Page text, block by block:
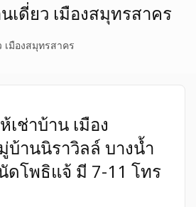
รีประกาศขายบ้านที่ดิน
ง รถยนต์ สินค้าและ
เดี่ยว เมืองสมุทรสาคร
เมืองสมุทรสาคร
เช่าบ้าน เมือง
านนิราวิลล์ บางน้ำ
ดโพธิแจ้ มี 7-11 โทร